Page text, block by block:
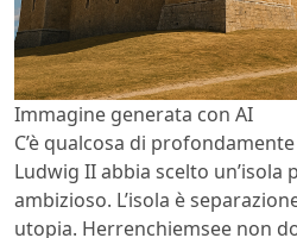
Immagine generata con AI
C’è qualcosa di
Ludwig II abbia scelto un’isola
ambizioso. L’isola è
utopia. Herrenchiemsee non